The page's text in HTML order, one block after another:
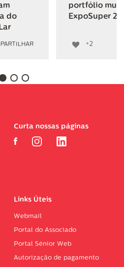
do
portfólio
ExpoSuper
+2
Links Úteis
Webmail
Portal do Associado
Portal Sénior Web
Autorização de pagamento
Curta nossas páginas